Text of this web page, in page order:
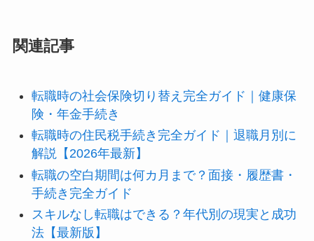
関連記事
転職時の社会保険切り替え完全ガイド｜健康保
険・年金手続き
転職時の住民税手続き完全ガイド｜退職月別に
解説【2026年最新】
転職の空白期間は何カ月まで？面接・履歴書・
手続き完全ガイド
スキルなし転職はできる？年代別の現実と成功
法【最新版】